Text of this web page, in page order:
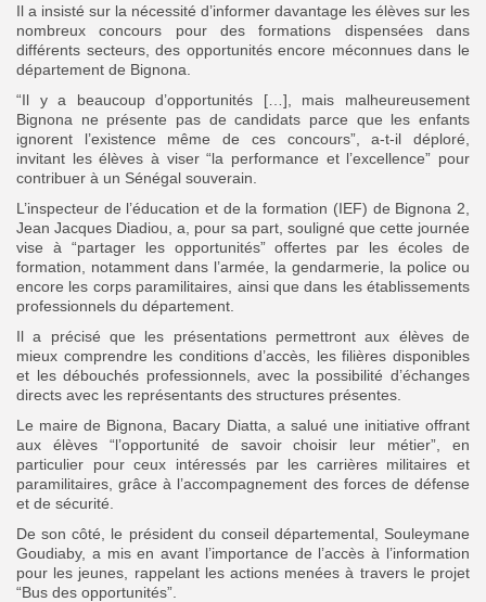
Il a insisté sur la nécessité d’informer davantage les élèves sur les
nombreux concours pour des formations dispensées dans
différents secteurs, des opportunités encore méconnues dans le
département de Bignona.
“Il y a beaucoup d’opportunités […], mais malheureusement
Bignona ne présente pas de candidats parce que les enfants
ignorent l’existence même de ces concours”, a-t-il déploré,
invitant les élèves à viser “la performance et l’excellence” pour
contribuer à un Sénégal souverain.
L’inspecteur de l’éducation et de la formation (IEF) de Bignona 2,
Jean Jacques Diadiou, a, pour sa part, souligné que cette journée
vise à “partager les opportunités” offertes par les écoles de
formation, notamment dans l’armée, la gendarmerie, la police ou
encore les corps paramilitaires, ainsi que dans les établissements
professionnels du département.
Il a précisé que les présentations permettront aux élèves de
mieux comprendre les conditions d’accès, les filières disponibles
et les débouchés professionnels, avec la possibilité d’échanges
directs avec les représentants des structures présentes.
Le maire de Bignona, Bacary Diatta, a salué une initiative offrant
aux élèves “l’opportunité de savoir choisir leur métier”, en
particulier pour ceux intéressés par les carrières militaires et
paramilitaires, grâce à l’accompagnement des forces de défense
et de sécurité.
De son côté, le président du conseil départemental, Souleymane
Goudiaby, a mis en avant l’importance de l’accès à l’information
pour les jeunes, rappelant les actions menées à travers le projet
“Bus des opportunités”.